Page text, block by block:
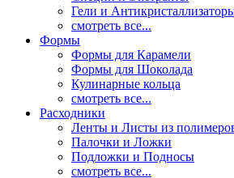
Гели и
смотреть все...
Формы
Формы для Карамели
Формы для Шоколада
Кулинарные кольца
смотреть все...
Расходники
Ленты и Листы из
Палочки и Ложки
Подложки и Подносы
смотреть все...